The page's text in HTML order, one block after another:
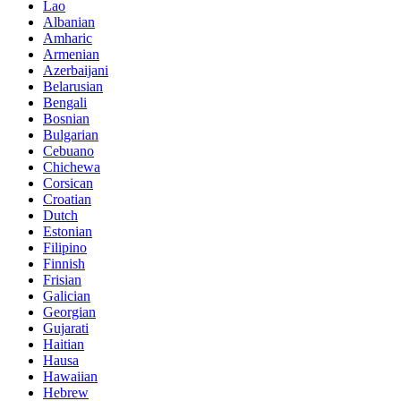
Lao
Albanian
Amharic
Armenian
Azerbaijani
Belarusian
Bengali
Bosnian
Bulgarian
Cebuano
Chichewa
Corsican
Croatian
Dutch
Estonian
Filipino
Finnish
Frisian
Galician
Georgian
Gujarati
Haitian
Hausa
Hawaiian
Hebrew